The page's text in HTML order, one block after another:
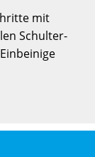
mit
Schulter­